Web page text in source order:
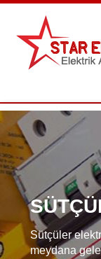
Sütçüler
meydana